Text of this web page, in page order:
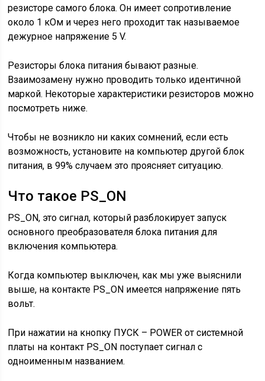
резисторе самого блока. Он имеет сопротивление
около 1 кОм и через него проходит так называемое
дежурное напряжение 5 V.
Резисторы блока питания бывают разные.
Взаимозамену нужно проводить только идентичной
маркой. Некоторые характеристики резисторов можно
посмотреть ниже.
Чтобы не возникло ни каких сомнений, если есть
возможность, установите на компьютер другой блок
питания, в 99% случаем это проясняет ситуацию.
Что такое PS_ON
PS_ON, это сигнал, который разблокирует запуск
основного преобразователя блока питания для
включения компьютера.
Когда компьютер выключен, как мы уже выяснили
выше, на контакте PS_ON имеется напряжение пять
вольт.
При нажатии на кнопку ПУСК – POWER от системной
платы на контакт PS_ON поступает сигнал с
одноименным названием.